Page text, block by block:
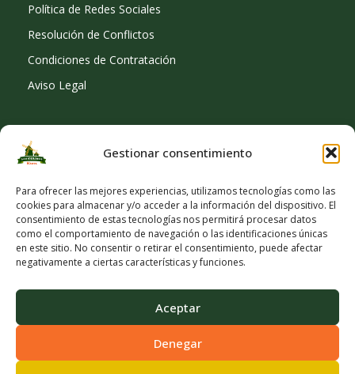
Gestionar consentimiento
Para ofrecer las mejores experiencias, utilizamos tecnologías como las
cookies para almacenar y/o acceder a la información del dispositivo. El
consentimiento de estas tecnologías nos permitirá procesar datos
como el comportamiento de navegación o las identificaciones únicas
en este sitio. No consentir o retirar el consentimiento, puede afectar
negativamente a ciertas características y funciones.
Aceptar
Denegar
Política de Redes Sociales
Resolución de Conflictos
Condiciones de Contratación
Aviso Legal
SOCIAL
© Copyright 2026 Viveros Los Molinos |
Developed by Obelisk